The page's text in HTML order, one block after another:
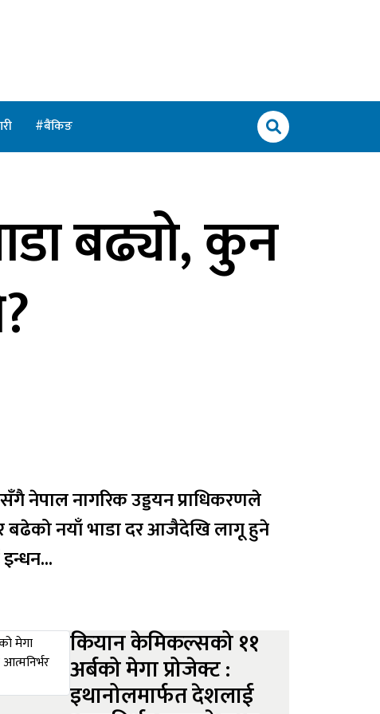
बैंकिङ
बढ्यो, कुन
नेपाल नागरिक उड्डयन प्राधिकरणले
बढेको नयाँ भाडा दर आजैदेखि लागू हुने
इन्धन...
कियान केमिकल्सको ११
अर्बको मेगा प्रोजेक्ट :
इथानोलमार्फत देशलाई